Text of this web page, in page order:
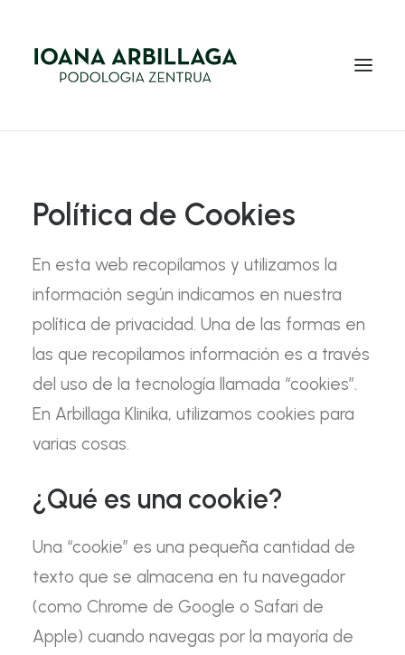
NOSOTROS
BLOG
EQUIPO
CONTACTO
EUS
Política de Cookies
En esta web recopilamos y utilizamos la
información según indicamos en nuestra
política de privacidad. Una de las formas en
las que recopilamos información es a través
del uso de la tecnología llamada “cookies”.
En Arbillaga Klinika, utilizamos cookies para
varias cosas.
¿Qué es una cookie?
Una “cookie” es una pequeña cantidad de
texto que se almacena en tu navegador
(como Chrome de Google o Safari de
Apple) cuando navegas por la mayoría de